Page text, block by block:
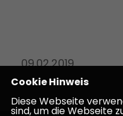
09.02.2019
Cookie Hinweis
Diese Webseite
sind, um die Webseite